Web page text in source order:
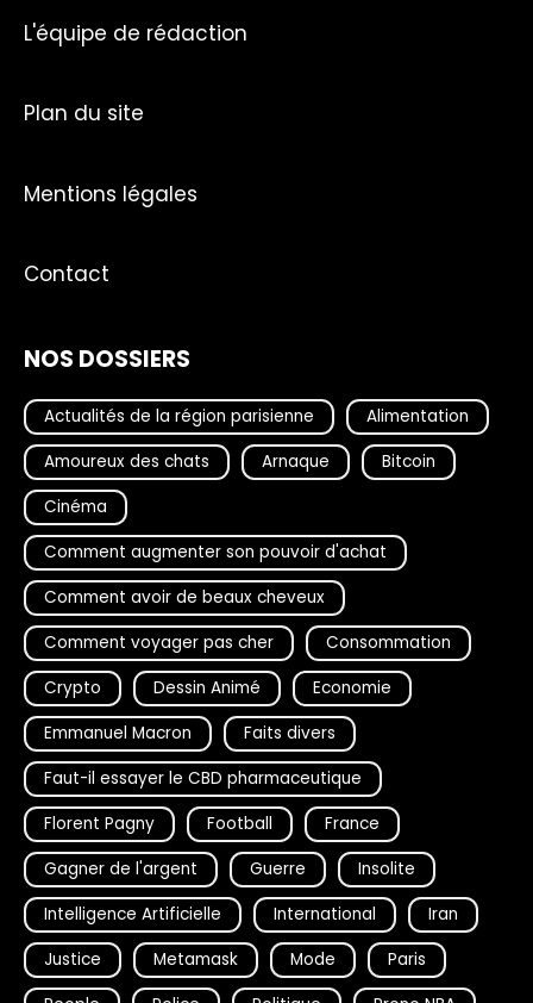
L'équipe de rédaction
Plan du site
Mentions légales
Contact
NOS DOSSIERS
Actualités de la région parisienne
Alimentation
Amoureux des chats
Arnaque
Bitcoin
Cinéma
Comment augmenter son pouvoir d'achat
Comment avoir de beaux cheveux
Comment voyager pas cher
Consommation
Crypto
Dessin Animé
Economie
Emmanuel Macron
Faits divers
Faut-il essayer le CBD pharmaceutique
Florent Pagny
Football
France
Gagner de l'argent
Guerre
Insolite
Intelligence Artificielle
International
Iran
Justice
Metamask Mode
Paris